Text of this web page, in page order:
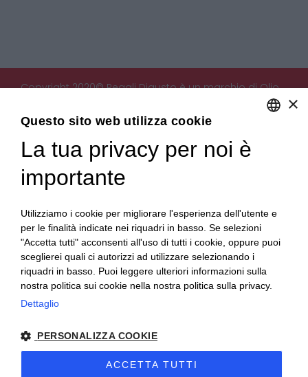
Copyright 2020© Regali Digusto è un marchio di Olio
Becchis di Becchis Danilo - Via Sommariva, 31/2/B -
10022 Carmagnola (TO) - PIVA 07980320019
×
Questo sito web utilizza cookie
La tua privacy per noi è
importante
Utilizziamo i cookie per migliorare l'esperienza dell'utente e
per le finalità indicate nei riquadri in basso. Se selezioni
"Accetta tutti" acconsenti all'uso di tutti i cookie, oppure puoi
sceglierei quali ci autorizzi ad utilizzare selezionando i
riquadri in basso. Puoi leggere ulteriori informazioni sulla
nostra politica sui cookie nella nostra politica sulla privacy.
Dettaglio
PERSONALIZZA COOKIE
ACCETTA TUTTI